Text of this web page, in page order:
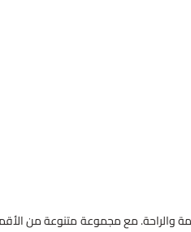
والراحة. مع مجموعة متنوعة من